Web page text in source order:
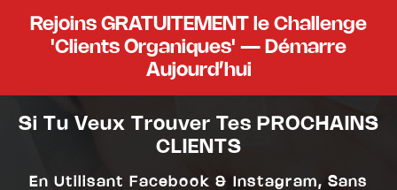
Rejoins GRATUITEMENT le Challenge
'Clients Organiques' — Démarre
Aujourd’hui
Si Tu Veux Trouver Tes PROCHAINS
CLIENTS
En Utilisant Facebook & Instagram, Sans